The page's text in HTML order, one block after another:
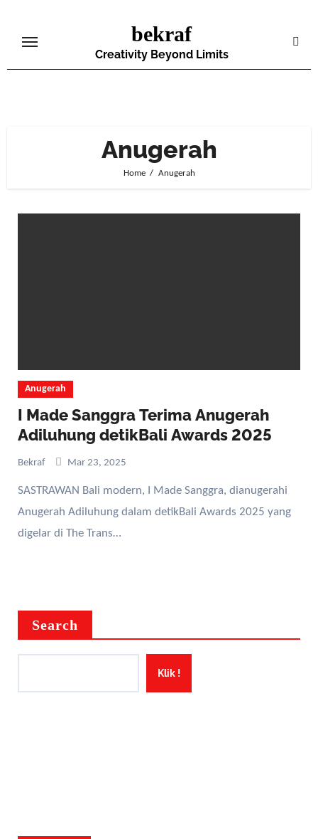
content
bekraf
Creativity Beyond Limits
Anugerah
Home Anugerah
Anugerah
I Made Sanggra Terima Anugerah
Adiluhung detikBali Awards 2025
Bekraf Mar 23, 2025
SASTRAWAN Bali modern, I Made Sanggra, dianugerahi
Anugerah Adiluhung dalam detikBali Awards 2025 yang
digelar di The Trans…
Search
Klik !